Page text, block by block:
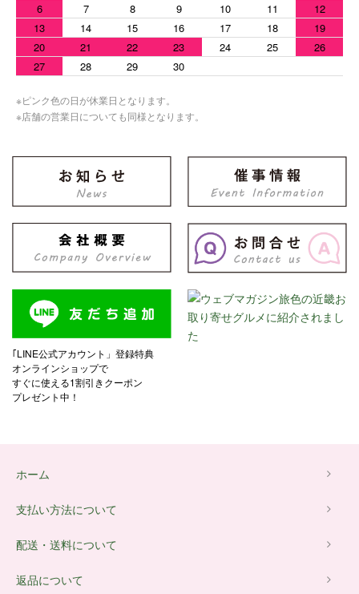
6
7 8 9 10 11
12
13
14 15 16 17 18
19
20
21 22 23 24 25
26
27
28 29 30
※ピンク色の日が休業日となります。
※店舗の営業日についても同様となります。
｢LINE公式アカウント」登録特典
オンラインショップで
すぐに使える1割引きクーポン
プレゼント中！
ホーム
支払い方法について
配送・送料について
返品について